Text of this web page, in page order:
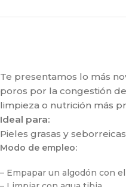
Te presentamos lo más
poros por la congestión
limpieza o nutrición más
Ideal para:
Pieles grasas y seborreicas
Modo de empleo:
– Empapar un algodón con